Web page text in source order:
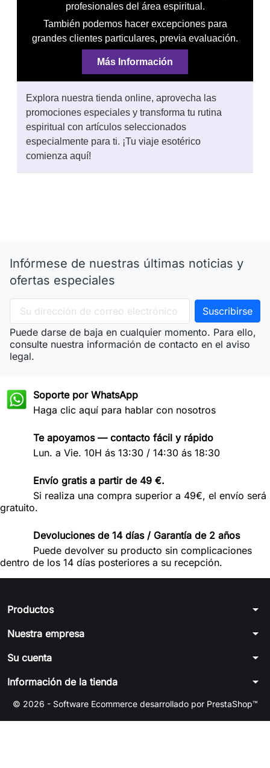
profesionales del área espiritual.
También podemos hacer excepciones para
grandes clientes particulares, previa evaluación.
Más Información
Explora nuestra tienda online, aprovecha las
promociones especiales y transforma tu rutina
espiritual con artículos seleccionados
especialmente para ti. ¡Tu viaje esotérico
comienza aquí!
Infórmese de nuestras últimas noticias y
ofertas especiales
Puede darse de baja en cualquier momento. Para ello,
consulte nuestra información de contacto en el aviso
legal.
Soporte por WhatsApp
Haga clic aquí para hablar con nosotros
Te apoyamos — contacto fácil y rápido
Lun. a Vie. 10H ás 13:30 / 14:30 ás 18:30
Envío gratis a partir de 49 €.
Si realiza una compra superior a 49€, el envío será
gratuito.
Devoluciones de 14 días / Garantía de 2 años
Puede devolver su producto sin complicaciones
dentro de los 14 días posteriores a su recepción.
Productos arrow_drop_down
Nuestra empresa arrow_drop_down
Su cuenta arrow_drop_down
Información de la tienda arrow_drop_down
© 2026 - Software Ecommerce desarrollado por PrestaShop™